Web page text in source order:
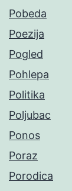
Pobeda
Poezija
Pogled
Pohlepa
Politika
Poljubac
Ponos
Poraz
Porodica